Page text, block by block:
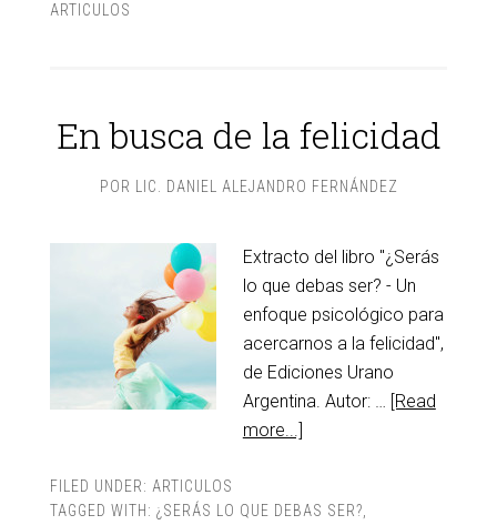
ARTICULOS
En busca de la felicidad
POR LIC. DANIEL ALEJANDRO FERNÁNDEZ
Extracto del libro "¿Serás
lo que debas ser? - Un
enfoque psicológico para
acercarnos a la felicidad",
de Ediciones Urano
Argentina. Autor: … [Read
more...]
FILED UNDER: ARTICULOS
TAGGED WITH: ¿SERÁS LO QUE DEBAS SER?